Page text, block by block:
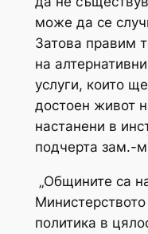
може да се
Затова правим
на
услуги, които
достоен живот
настанени в
подчерта зам.-
„Общините са
политика в